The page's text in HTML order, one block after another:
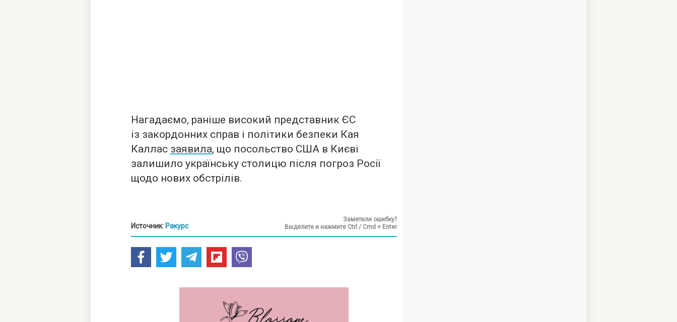
Нагадаємо, раніше високий представник ЄС
із закордонних справ і політики безпеки Кая
Каллас заявила, що посольство США в Києві
залишило українську столицю після погроз Росії
щодо нових обстрілів.
Источник: Ракурс
Заметили ошибку?
Выделите и нажмите Ctrl / Cmd + Enter